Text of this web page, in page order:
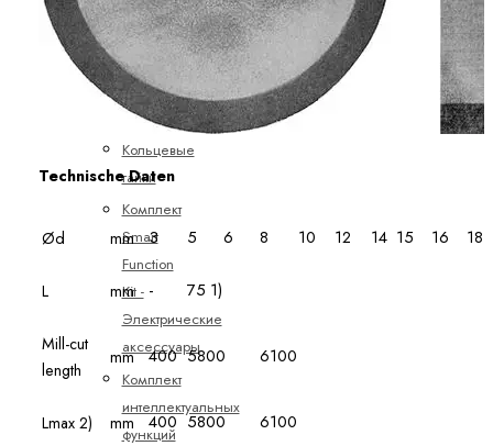
Зажимные
и
тормозные
устройства
Кольцевые
гайки
Комплект
Smart
Function
Kit -
Электрические
аксессуары
Комплект
интеллектуальных
функций
Technische Daten
Ød mm 3 5 6 8 10 12 14 15 16 18
L mm - 75 1)
Mill-cut
length
mm 400 5800 6100
Lmax 2) mm 400 5800 6100